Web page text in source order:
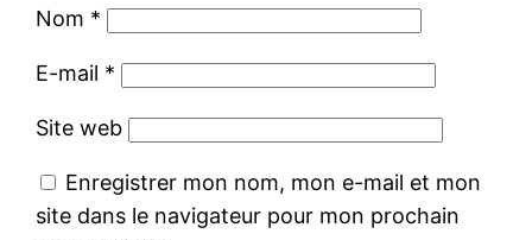
Nom *
E-mail *
Site web
Enregistrer mon nom, mon e-mail et mon
site dans le navigateur pour mon prochain